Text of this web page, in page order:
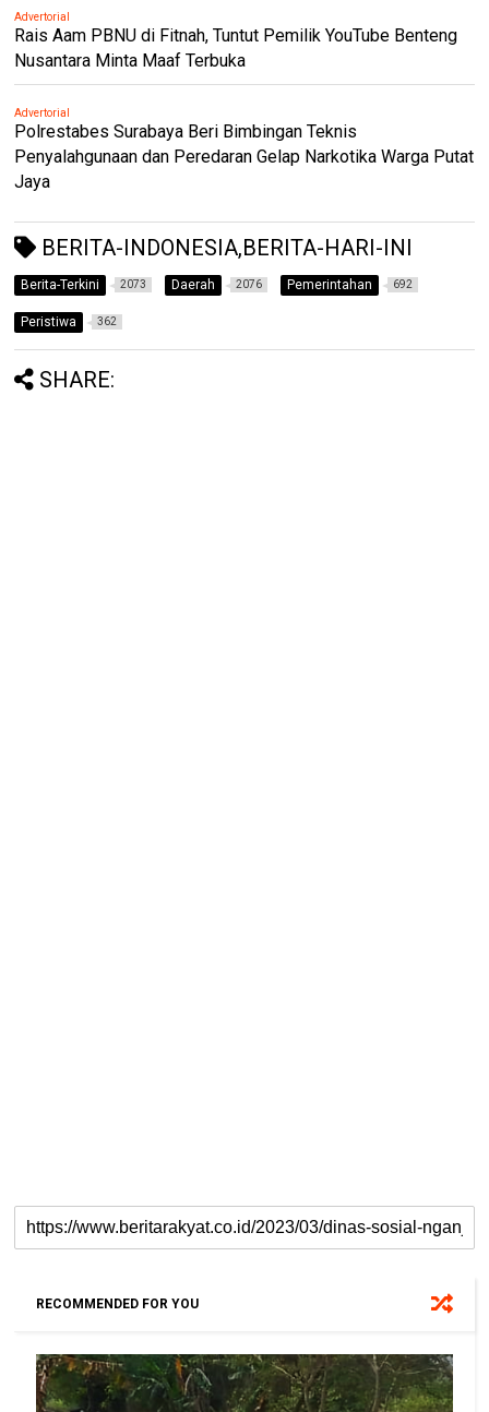
Advertorial
Rais Aam PBNU di Fitnah, Tuntut Pemilik YouTube Benteng
Nusantara Minta Maaf Terbuka
Advertorial
Polrestabes Surabaya Beri Bimbingan Teknis
Penyalahgunaan dan Peredaran Gelap Narkotika Warga Putat
Jaya
BERITA-INDONESIA,BERITA-HARI-INI
Berita-Terkini 2073 Daerah 2076 Pemerintahan 692
Peristiwa 362
SHARE:
RECOMMENDED FOR YOU